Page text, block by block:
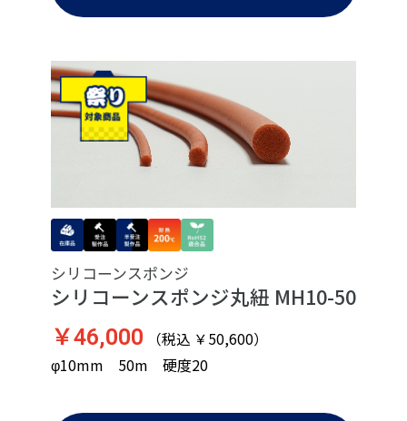
シリコーンスポンジ
シリコーンスポンジ丸紐 MH10-50
￥46,000 （税込 ￥50,600）
φ10mm 50m 硬度20